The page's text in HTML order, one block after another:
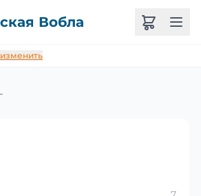
Вобла
изменить